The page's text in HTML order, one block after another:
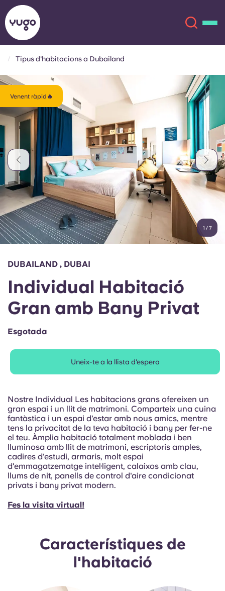
Ubicacions
Més
Compte Llengua
English (GB)
Chinese
Español
Italian
French
Portuguese
Selecciona un país
Reserva ara
English (US)
Chinese Español
Català Deutsch
Italian French
Portuguese
Tipus d'habitacions a Dubailand
Venent ràpid🔥
1 /7
DUBAILAND , DUBAI
Individual Habitació
Gran amb Bany Privat
Esgotada
Uneix-te a la llista d'espera
Nostre Individual Les habitacions grans ofereixen un
gran espai i un llit de matrimoni. Comparteix una cuina
fantàstica i un espai d'estar amb nous amics, mentre
tens la privacitat de la teva habitació i bany per fer-ne
el teu. Àmplia habitació totalment moblada i ben
lluminosa amb llit de matrimoni, escriptoris amples,
cadires d'estudi, armaris, molt espai
d'emmagatzematge intel·ligent, calaixos amb clau,
llums de nit, panells de control d'aire condicionat
privats i bany privat modern.
Fes la visita virtual!
Característiques de
l'habitació